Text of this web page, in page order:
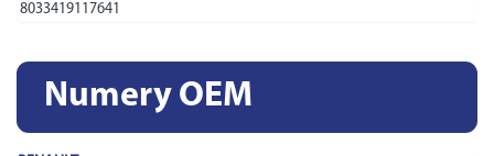
8033419117641
Numery OEM